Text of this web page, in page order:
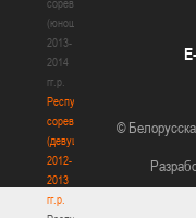
соревнования
(юноши)
2013-
2014
гг.р.
Республиканские
соревнования
(девушки)
2012-
2013
гг.р.
©